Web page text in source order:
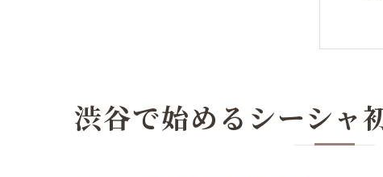
渋谷で始めるシーシャ